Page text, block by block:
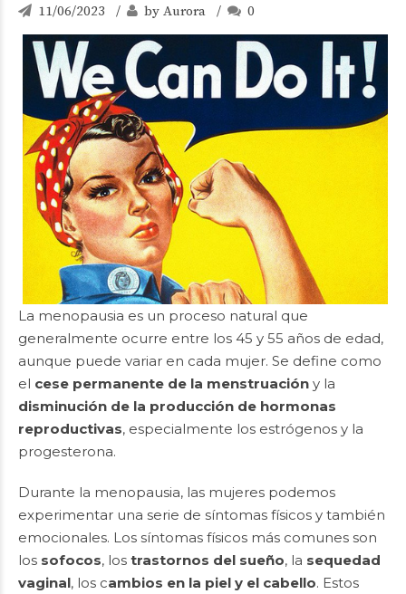
11/06/2023 by Aurora 0
La menopausia es un proceso natural que
generalmente ocurre entre los 45 y 55 años de edad,
aunque puede variar en cada mujer. Se define como
el cese permanente de la menstruación y la
disminución de la producción de hormonas
reproductivas, especialmente los estrógenos y la
progesterona.
Durante la menopausia, las mujeres podemos
experimentar una serie de síntomas físicos y también
emocionales. Los síntomas físicos más comunes son
los sofocos, los trastornos del sueño, la sequedad
vaginal, los cambios en la piel y el cabello. Estos